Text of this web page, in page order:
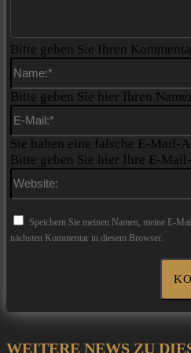
Bitte geben Sie Ihren
Bitte geben Sie hier Ihren
Sie haben eine falsche E-Mail-
Bitte geben Sie hier Ihre E-
Speichern Sie meinen Namen, meine E-
nächsten Kommentar in diesem Browser.
WEITERE NEWS ZU